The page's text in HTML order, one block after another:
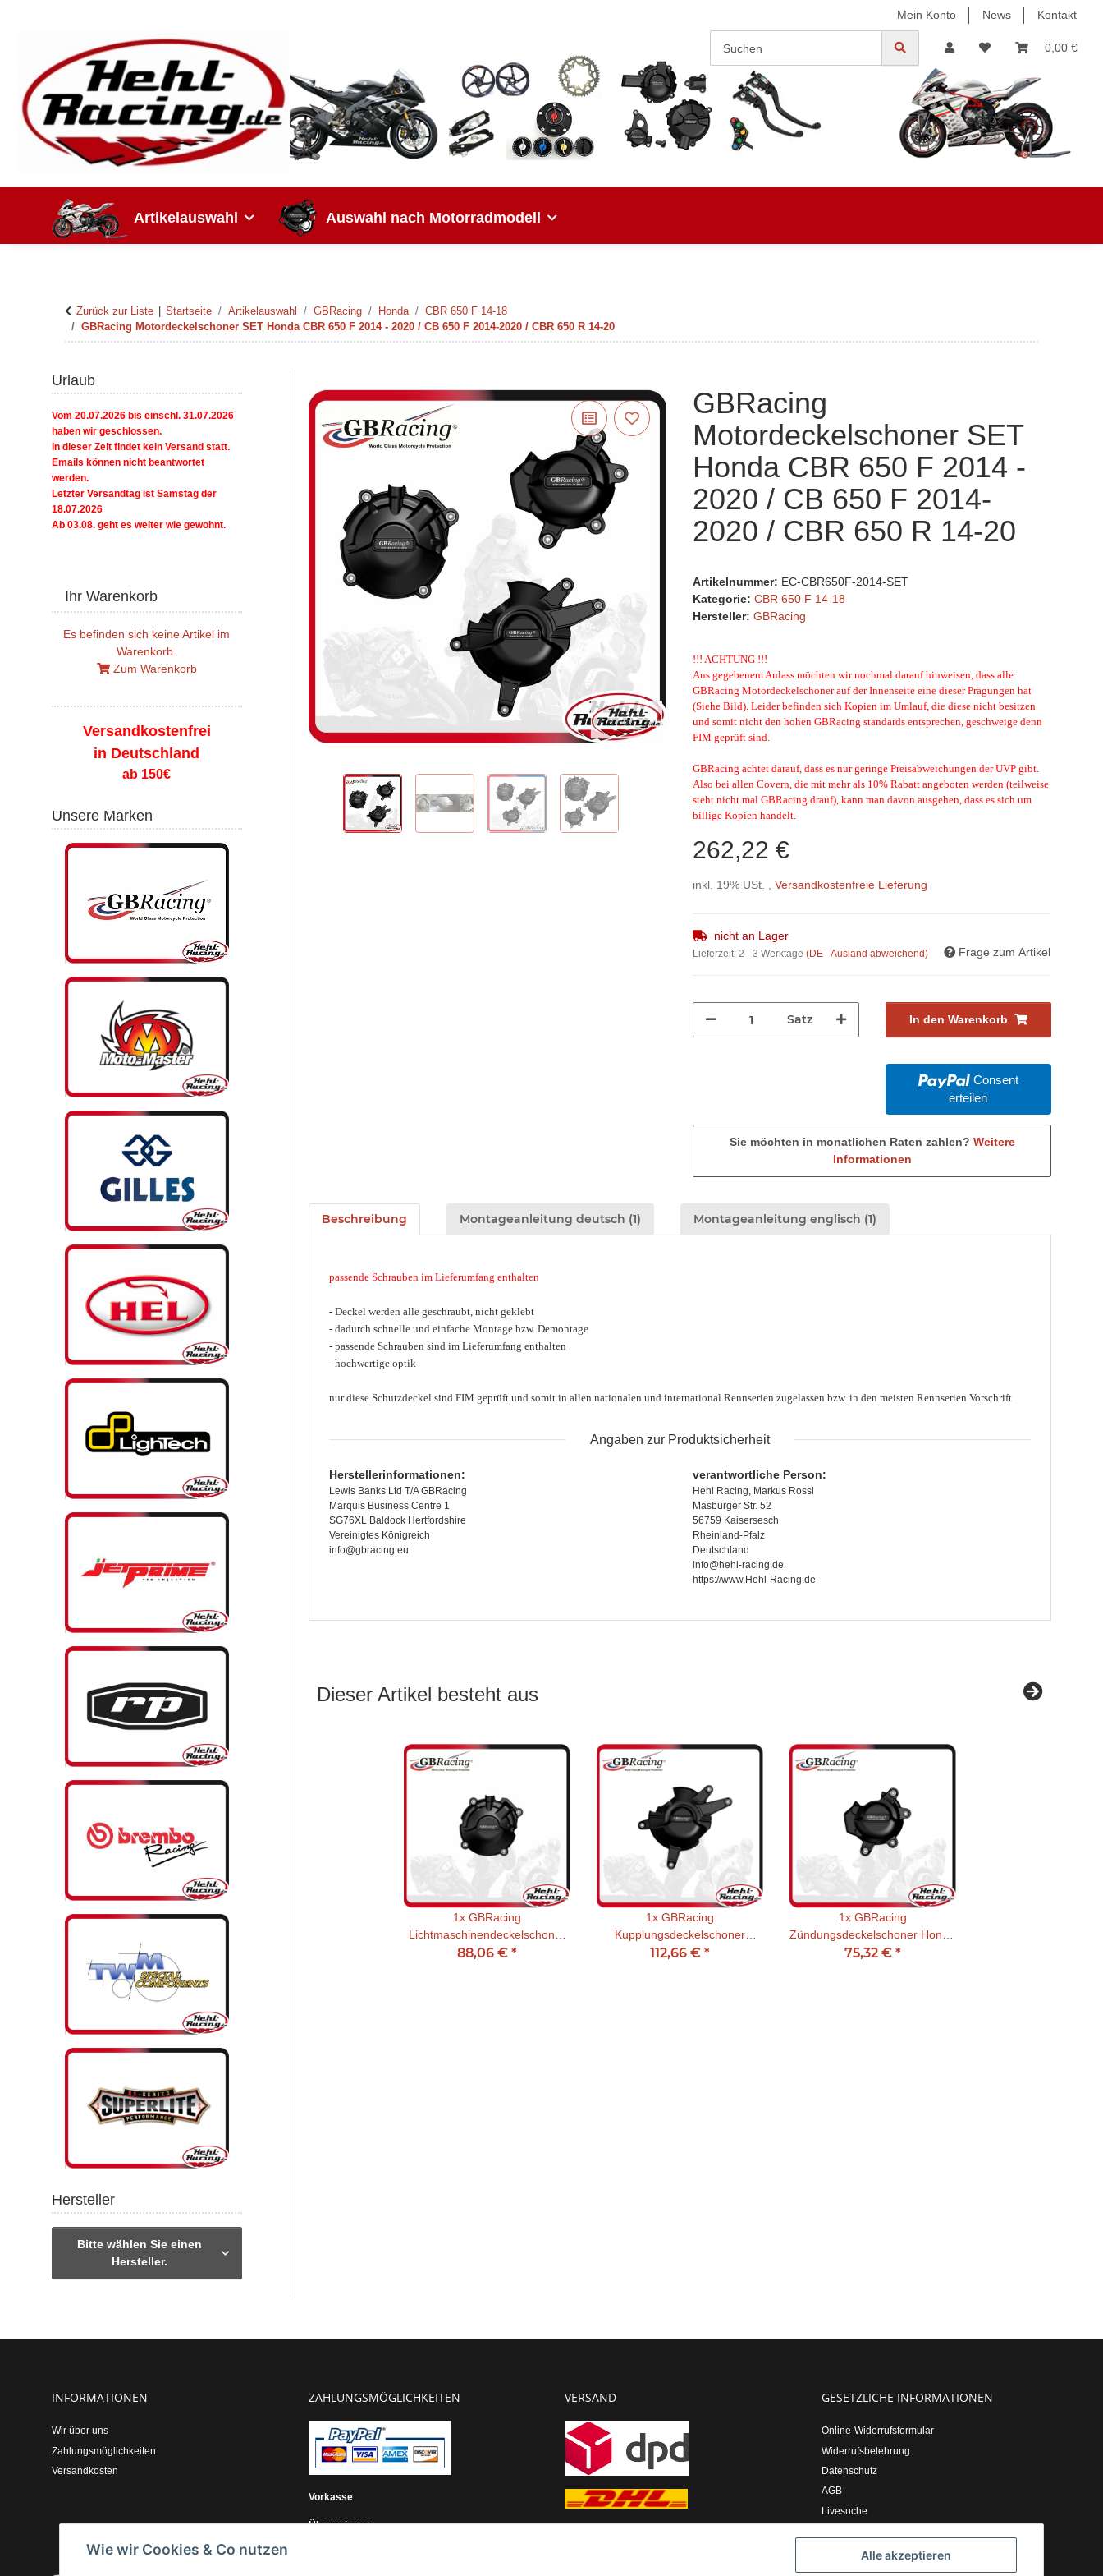
Alle akzeptieren
Wie wir Cookies & Co nutzen
Mein Konto News Kontakt
0,00 €
Artikelauswahl Auswahl nach Motorradmodell
Zurück zur Liste Startseite Artikelauswahl GBRacing Honda
CBR 650 F 14-18
GBRacing Motordeckelschoner SET Honda CBR 650 F 2014 - 2020 / CB 650 F 2014-2020 / CBR 650 R 14-20
GBRacing
Motordeckelschoner SET
Honda CBR 650 F 2014 -
2020 / CB 650 F 2014-
2020 / CBR 650 R 14-20
Artikelnummer: EC-CBR650F-2014-SET
Kategorie:CBR 650 F 14-18
Hersteller: GBRacing
!!! ACHTUNG !!!
Aus gegebenem Anlass möchten wir nochmal darauf hinweisen, dass alle
GBRacing Motordeckelschoner auf der Innenseite eine dieser Prägungen hat
(Siehe Bild). Leider befinden sich Kopien im Umlauf, die diese nicht besitzen
und somit nicht den hohen GBRacing standards entsprechen, geschweige denn
FIM geprüft sind.
GBRacing achtet darauf, dass es nur geringe Preisabweichungen der UVP gibt.
Also bei allen Covern, die mit mehr als 10% Rabatt angeboten werden (teilweise
steht nicht mal GBRacing drauf), kann man davon ausgehen, dass es sich um
billige Kopien handelt.
262,22 €
inkl. 19% USt. ,Versandkostenfreie Lieferung
nicht an Lager
Lieferzeit:2 - 3 Werktage(DE - Ausland abweichend) Frage zum Artikel
Satz In den Warenkorb
Consent
erteilen
Sie möchten in monatlichen Raten zahlen? Weitere
Informationen
Beschreibung Montageanleitung deutsch (1) Montageanleitung englisch (1)
passende Schrauben im Lieferumfang enthalten
- Deckel werden alle geschraubt, nicht geklebt
- dadurch schnelle und einfache Montage bzw. Demontage
- passende Schrauben sind im Lieferumfang enthalten
- hochwertige optik
nur diese Schutzdeckel sind FIM geprüft und somit in allen nationalen und international Rennserien zugelassen bzw. in den meisten Rennserien Vorschrift
Angaben zur Produktsicherheit
Herstellerinformationen:
Lewis Banks Ltd T/A GBRacing
Marquis Business Centre 1
SG76XL Baldock Hertfordshire
Vereinigtes Königreich
info@gbracing.eu
verantwortliche Person:
Hehl Racing, Markus Rossi
Masburger Str. 52
56759 Kaisersesch
Rheinland-Pfalz
Deutschland
info@hehl-racing.de
https://www.Hehl-Racing.de
Dieser Artikel besteht aus
1x GBRacing
Lichtmaschinendeckelschoner
Honda CBR 650 F 2014 - 2020
88,06 € *
1x GBRacing
Kupplungsdeckelschoner
Honda CBR 650 F 2014 - 2022
112,66 € *
1x GBRacing
Zündungsdeckelschoner Honda
CBR 650 F 2014 - 2022 / CB
75,32 € *
Urlaub
Vom 20.07.2026 bis einschl. 31.07.2026
haben wir geschlossen.
In dieser Zeit findet kein Versand statt.
Emails können nicht beantwortet
werden.
Letzter Versandtag ist Samstag der
18.07.2026
Ab 03.08. geht es weiter wie gewohnt.
Ihr Warenkorb
Es befinden sich keine Artikel im
Warenkorb.
Zum Warenkorb
Versandkostenfrei
in Deutschland
ab 150€
Unsere Marken
Hersteller
Bitte wählen Sie einen
Hersteller.
INFORMATIONEN
Wir über uns
Zahlungsmöglichkeiten
Versandkosten
ZAHLUNGSMÖGLICHKEITEN
Vorkasse
Überweisung
VERSAND GESETZLICHE INFORMATIONEN
Online-Widerrufsformular
Widerrufsbelehrung
Datenschutz
AGB
Livesuche
Impressum